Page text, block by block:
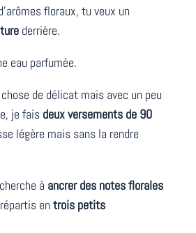
floraux, tu veux un
derrière.
eau parfumée.
de délicat mais avec un peu
je fais deux versements de 90
légère mais sans la rendre
à ancrer des notes florales
en trois petits